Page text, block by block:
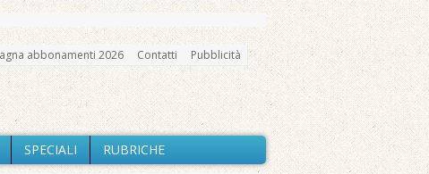
abbonamenti 2026 Contatti Pubblicità
SPECIALI RUBRICHE